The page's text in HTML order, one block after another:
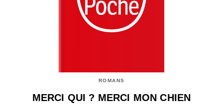
ROMANS
MERCI QUI ? MERCI MON CHIEN